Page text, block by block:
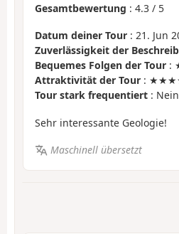
Gesamtbewertung : 4.3 / 5
Datum deiner Tour : 21. Jun
Zuverlässigkeit der
Bequemes Folgen der Tour :
Attraktivität der Tour :
Tour stark frequentiert : Nein
Sehr interessante Geologie!
Maschinell übersetzt